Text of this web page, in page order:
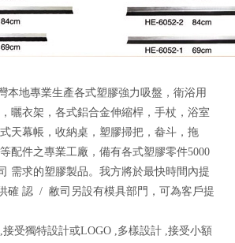
本地專業生產各式塑膠強力吸盤，衛浴用
曬衣架，各式鋁合金伸縮桿，手杖，浴室
天幕帳，收納桌，塑膠掃把，畚斗，拖
配件之專業工廠，備有各式塑膠零件5000
需求的塑膠製品。我方將於最快時間內提
確 認 / 敝司另設有模具部門，可為客戶提
受獨特設計或LOGO ,多樣設計 ,接受小額